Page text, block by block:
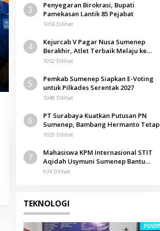
3
Penyegaran Birokrasi, Bupati
Pamekasan Lantik 85 Pejabat
1056 Dilihat
4
Kejurcab V Pagar Nusa Sumenep
Berakhir, Atlet Terbaik Melaju ke
Kejurwil Jatim
1052 Dilihat
5
Pemkab Sumenep Siapkan E-Voting
untuk Pilkades Serentak 2027
1048 Dilihat
6
PT Surabaya Kuatkan Putusan PN
Sumenep, Bambang Hermanto Tetap
Dinyatakan Pemilik Sah Tanah di
1020 Dilihat
7
Mahasiswa KPM Internasional STIT
Aqidah Usymuni Sumenep Bantu
Pengurusan Jenazah WNI di Malaysia
974 Dilihat
TEKNOLOGI